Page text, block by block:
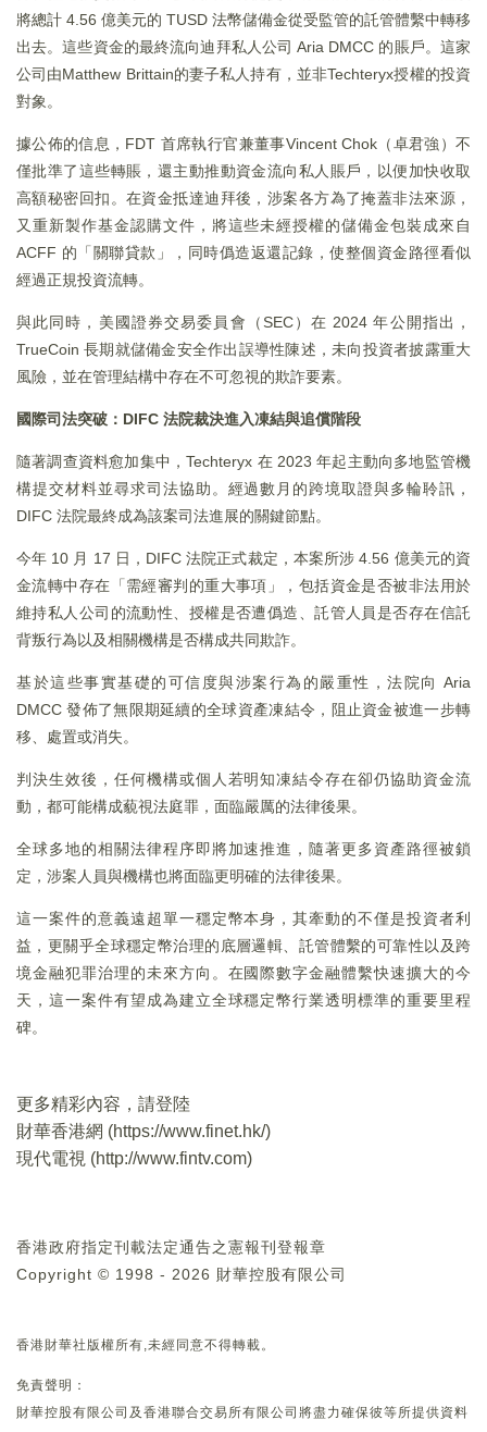
將總計 4.56 億美元的 TUSD 法幣儲備金從受監管的託管體繫中轉移
出去。這些資金的最終流向迪拜私人公司 Aria DMCC 的賬戶。這家
公司由Matthew Brittain的妻子私人持有，並非Techteryx授權的投資
對象。
據公佈的信息，FDT 首席執行官兼董事Vincent Chok（卓君強）不
僅批準了這些轉賬，還主動推動資金流向私人賬戶，以便加快收取
高額秘密回扣。在資金抵達迪拜後，涉案各方為了掩蓋非法來源，
又重新製作基金認購文件，將這些未經授權的儲備金包裝成來自
ACFF 的「關聯貸款」，同時僞造返還記錄，使整個資金路徑看似
經過正規投資流轉。
與此同時，美國證券交易委員會（SEC）在 2024 年公開指出，
TrueCoin 長期就儲備金安全作出誤導性陳述，未向投資者披露重大
風險，並在管理結構中存在不可忽視的欺詐要素。
國際司法突破：DIFC 法院裁決進入凍結與追償階段
隨著調查資料愈加集中，Techteryx 在 2023 年起主動向多地監管機
構提交材料並尋求司法協助。經過數月的跨境取證與多輪聆訊，
DIFC 法院最終成為該案司法進展的關鍵節點。
今年 10 月 17 日，DIFC 法院正式裁定，本案所涉 4.56 億美元的資
金流轉中存在「需經審判的重大事項」，包括資金是否被非法用於
維持私人公司的流動性、授權是否遭僞造、託管人員是否存在信託
背叛行為以及相關機構是否構成共同欺詐。
基於這些事實基礎的可信度與涉案行為的嚴重性，法院向 Aria
DMCC 發佈了無限期延續的全球資產凍結令，阻止資金被進一步轉
移、處置或消失。
判決生效後，任何機構或個人若明知凍結令存在卻仍協助資金流
動，都可能構成藐視法庭罪，面臨嚴厲的法律後果。
全球多地的相關法律程序即將加速推進，隨著更多資產路徑被鎖
定，涉案人員與機構也將面臨更明確的法律後果。
這一案件的意義遠超單一穩定幣本身，其牽動的不僅是投資者利
益，更關乎全球穩定幣治理的底層邏輯、託管體繫的可靠性以及跨
境金融犯罪治理的未來方向。在國際數字金融體繫快速擴大的今
天，這一案件有望成為建立全球穩定幣行業透明標準的重要里程
碑。
更多精彩內容，請登陸
財華香港網 (https://www.finet.hk/)
現代電視 (http://www.fintv.com)
香港政府指定刊載法定通告之憲報刊登報章
Copyright © 1998 - 2026 財華控股有限公司
香港財華社版權所有,未經同意不得轉載。
免責聲明：
財華控股有限公司及香港聯合交易所有限公司將盡力確保彼等所提供資料